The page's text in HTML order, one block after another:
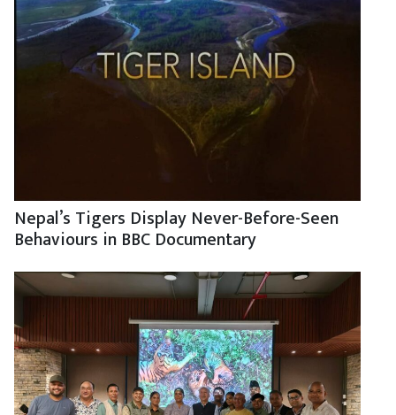
Nepal’s Tigers Display Never-Before-Seen
Behaviours in BBC Documentary